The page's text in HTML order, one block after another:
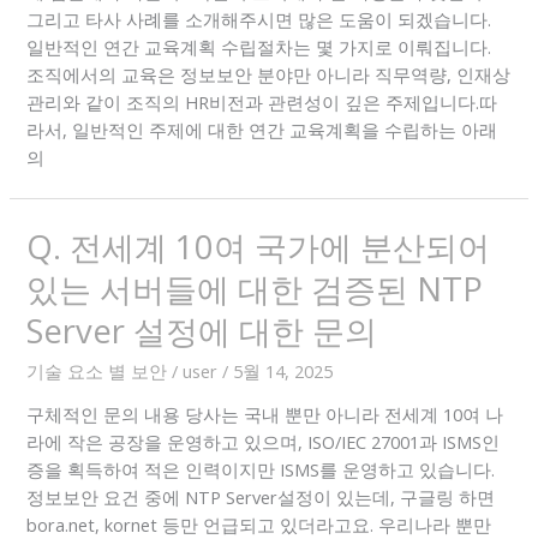
그리고 타사 사례를 소개해주시면 많은 도움이 되겠습니다.
일반적인 연간 교육계획 수립절차는 몇 가지로 이뤄집니다.
조직에서의 교육은 정보보안 분야만 아니라 직무역량, 인재상
관리와 같이 조직의 HR비전과 관련성이 깊은 주제입니다.따
라서, 일반적인 주제에 대한 연간 교육계획을 수립하는 아래
의
Q. 전세계 10여 국가에 분산되어
있는 서버들에 대한 검증된 NTP
Server 설정에 대한 문의
기술 요소 별 보안 / user/ 5월 14, 2025
구체적인 문의 내용 당사는 국내 뿐만 아니라 전세계 10여 나
라에 작은 공장을 운영하고 있으며, ISO/IEC 27001과 ISMS인
증을 획득하여 적은 인력이지만 ISMS를 운영하고 있습니다.
정보보안 요건 중에 NTP Server설정이 있는데, 구글링 하면
bora.net, kornet 등만 언급되고 있더라고요. 우리나라 뿐만